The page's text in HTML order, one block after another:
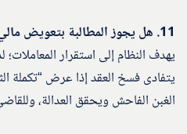
11. هل يجوز المطالبة بتعويض مالي بدلاً من فسخ العقد؟
يهدف النظام إلى استقرار
يتفادى فسخ العقد إذا عرض “تكملة
الغبن الفاحش ويحقق العدالة،